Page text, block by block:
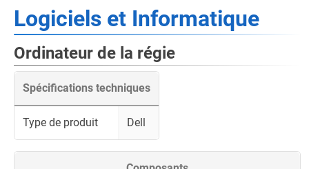
Logiciels et Informatique
Ordinateur de la régie
Spécifications techniques
Type de produit Dell